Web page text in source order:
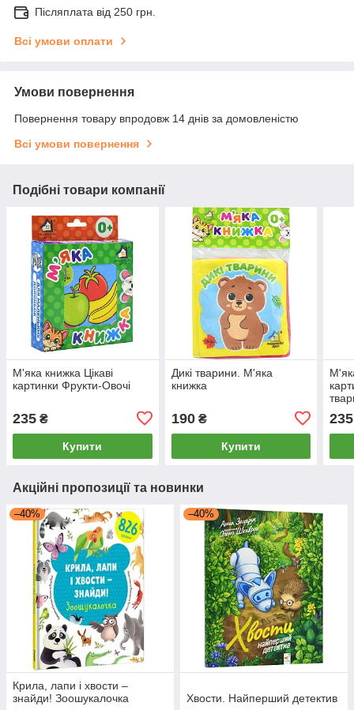
Післяплата від 250 грн.
Всі умови оплати
Умови повернення
Повернення товару впродовж 14 днів за домовленістю
Всі умови повернення
Подібні товари компанії
М'яка книжка Цікаві
картинки Фрукти-Овочі
235 ₴
Купити
Дикі тварини. М'яка
книжка
190₴
Купити
235
Акційні пропозиції та новинки
–40%
Крила, лапи і хвости –
знайди! Зоошукалочка
–40%
Хвости. Найперший детектив